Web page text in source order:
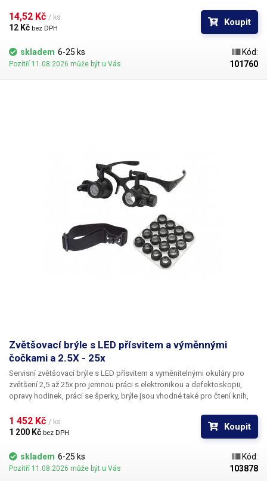
14,52 Kč / ks
12 Kč bez DPH
Koupit
skladem 6-25 ks
Pozítří 11.08.2026 může být u Vás
Kód:
101760
Zvětšovací brýle s LED přísvitem a výměnnými
čočkami a 2.5X - 25x
Servisní zvětšovací brýle s LED přísvitem a vyměnitelnými okuláry pro
zvětšení 2,5 až 25x pro jemnou práci s elektronikou a defektoskopii,
opravy hodinek, práci se šperky, brýle jsou vhodné také pro čtení knih,
nebo modelařine brýle jsou vhodným pomocníkem také pro zubaře,
zlatníky a servisní techniky drobné elektroniky při odhalovaní závad na
DPS. Obroučky brýlí umožnují vyjmutí stranic a jejich nahrazení za
nastavitelný pružný pás
, pro jejich bezpečné uchycení a zajištění proti
pádu. Součástí balení je kazeta s vyměnitelnými objektivy se zvětšením
2.5X 4X 6X 8X 10X 15X 20X 25X.
1 452 Kč / ks
1 200 Kč bez DPH
Koupit
skladem 6-25 ks
Pozítří 11.08.2026 může být u Vás
Kód:
103878